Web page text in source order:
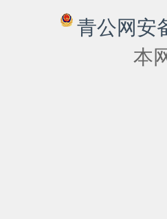
青公网安
本